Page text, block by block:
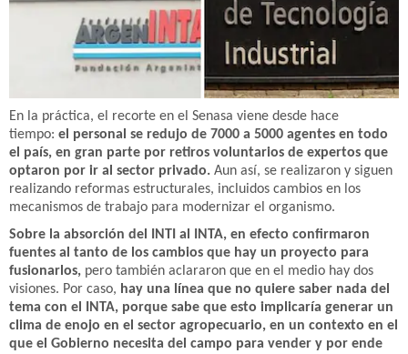
En la práctica, el recorte en el Senasa viene desde hace
tiempo: el personal se redujo de 7000 a 5000 agentes en todo
el país, en gran parte por retiros voluntarios de expertos que
optaron por ir al sector privado. Aun así, se realizaron y siguen
realizando reformas estructurales, incluidos cambios en los
mecanismos de trabajo para modernizar el organismo.
Sobre la absorción del INTI al INTA, en efecto confirmaron
fuentes al tanto de los cambios que hay un proyecto para
fusionarlos, pero también aclararon que en el medio hay dos
visiones. Por caso, hay una línea que no quiere saber nada del
tema con el INTA, porque sabe que esto implicaría generar un
clima de enojo en el sector agropecuario, en un contexto en el
que el Gobierno necesita del campo para vender y por ende